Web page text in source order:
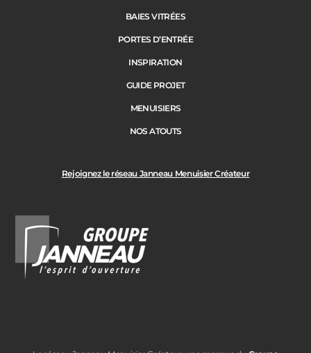
Rejoignez le réseau Janneau Menuisier Créateur
BAIES VITRÉES
PORTES D’ENTRÉE
INSPIRATION
GUIDE PROJET
MENUISIERS
NOS ATOUTS